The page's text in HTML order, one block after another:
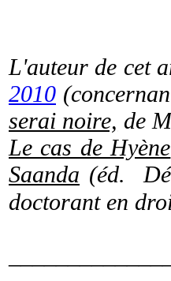
L'auteur de cet
2010
serai noire, de
Le cas de Hyène
Saanda (éd.
doctorant en